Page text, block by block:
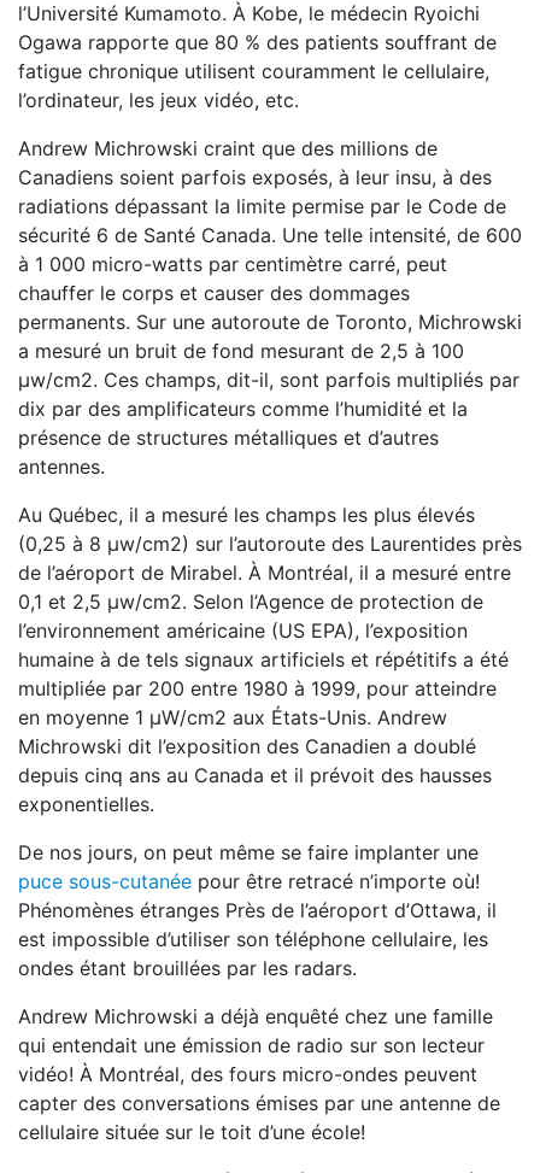
l’Université Kumamoto. À Kobe, le médecin Ryoichi
Ogawa rapporte que 80 % des patients souffrant de
fatigue chronique utilisent couramment le cellulaire,
l’ordinateur, les jeux vidéo, etc.
Andrew Michrowski craint que des millions de
Canadiens soient parfois exposés, à leur insu, à des
radiations dépassant la limite permise par le Code de
sécurité 6 de Santé Canada. Une telle intensité, de 600
à 1 000 micro-watts par centimètre carré, peut
chauffer le corps et causer des dommages
permanents. Sur une autoroute de Toronto, Michrowski
a mesuré un bruit de fond mesurant de 2,5 à 100
µw/cm2. Ces champs, dit-il, sont parfois multipliés par
dix par des amplificateurs comme l’humidité et la
présence de structures métalliques et d’autres
antennes.
Au Québec, il a mesuré les champs les plus élevés
(0,25 à 8 µw/cm2) sur l’autoroute des Laurentides près
de l’aéroport de Mirabel. À Montréal, il a mesuré entre
0,1 et 2,5 µw/cm2. Selon l’Agence de protection de
l’environnement américaine (US EPA), l’exposition
humaine à de tels signaux artificiels et répétitifs a été
multipliée par 200 entre 1980 à 1999, pour atteindre
en moyenne 1 µW/cm2 aux États-Unis. Andrew
Michrowski dit l’exposition des Canadien a doublé
depuis cinq ans au Canada et il prévoit des hausses
exponentielles.
De nos jours, on peut même se faire implanter une
puce sous-cutanée pour être retracé n’importe où!
Phénomènes étranges Près de l’aéroport d’Ottawa, il
est impossible d’utiliser son téléphone cellulaire, les
ondes étant brouillées par les radars.
Andrew Michrowski a déjà enquêté chez une famille
qui entendait une émission de radio sur son lecteur
vidéo! À Montréal, des fours micro-ondes peuvent
capter des conversations émises par une antenne de
cellulaire située sur le toit d’une école!